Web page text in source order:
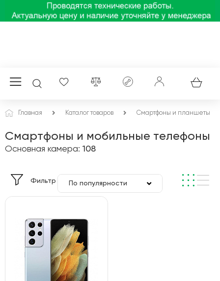
Главная Каталог товаров Смартфоны и планшеты
Смартфоны и мобильные телефоны
Основная камера: 108
Фильтр
По алфавиту
По популярности